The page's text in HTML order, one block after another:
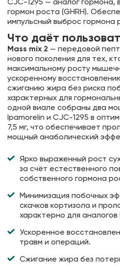
гормон роста (GHRH).
импульсный выброс гормона
Что даёт
Mass mix 2 — передовой
нового поколения для тех,
максимальному росту
ускоренному
сжиганию жира без риска
характерных для
одной виале собраны два
Ipamorelin и CJC-1295 в
7,5 мг, что обеспечивает
мощный анаболический
Ярко выраженный рост
за счёт естественного
собственного гормона
Минимизация побочных
скачков кортизола и
характерно для аналогов
Ускоренное
травм и операций.
Сжигание жира без